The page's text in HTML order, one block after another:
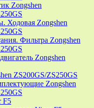
Zongshen
Ходовая Zongshen
Фильтра Zongshen
Zongshen
ZS200GS/ZS250GS
Zongshen
F5